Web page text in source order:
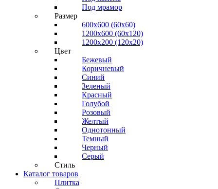
Под мрамор
Размер
600х600 (60х60)
1200х600 (60х120)
1200х200 (120x20)
Цвет
Бежевый
Коричневый
Синий
Зеленый
Красный
Голубой
Розовый
Желтый
Однотонный
Темный
Черный
Серый
Стиль
Каталог товаров
Плитка